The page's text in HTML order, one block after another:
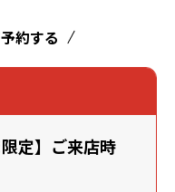
約する
定】ご来店時